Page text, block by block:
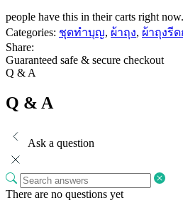
people have this in their carts right
Categories: ชุดทำบุญ, ผ้าถุง, ผ้าถุงรี
Share:
Guaranteed safe & secure checkout
Q & A
Q & A
Ask a question
There are no questions yet